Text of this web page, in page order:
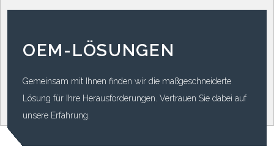
OEM-LÖSUNGEN
Gemeinsam mit Ihnen finden wir die maßgeschneiderte
Lösung für Ihre Herausforderungen. Vertrauen Sie dabei auf
unsere Erfahrung.